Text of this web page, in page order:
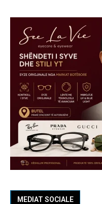
MEDIAT SOCIALE